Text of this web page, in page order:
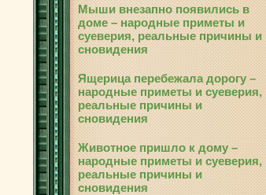
Мыши внезапно появились в
доме – народные приметы и
суеверия, реальные причины и
сновидения
Ящерица перебежала дорогу –
народные приметы и суеверия,
реальные причины и
сновидения
Животное пришло к дому –
народные приметы и суеверия,
реальные причины и
сновидения